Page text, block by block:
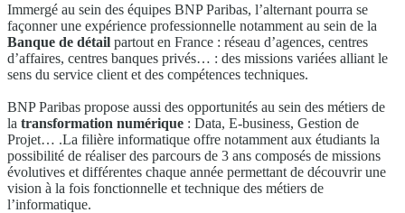
Immergé au sein des équipes BNP Paribas, l’alternant pourra se
façonner une expérience professionnelle notamment au sein de la
Banque de détail partout en France : réseau d’agences, centres
d’affaires, centres banques privés… : des missions variées alliant le
sens du service client et des compétences techniques.
BNP Paribas propose aussi des opportunités au sein des métiers de
la transformation numérique : Data, E-business, Gestion de
Projet… .La filière informatique offre notamment aux étudiants la
possibilité de réaliser des parcours de 3 ans composés de missions
évolutives et différentes chaque année permettant de découvrir une
vision à la fois fonctionnelle et technique des métiers de
l’informatique.